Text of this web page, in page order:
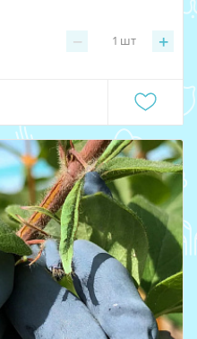
− +
1 шт